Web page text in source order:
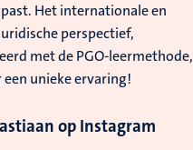
Het internationale en
perspectief,
met de PGO-leermethode,
unieke ervaring!
op Instagram